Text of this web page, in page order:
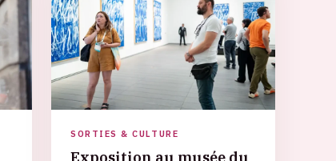
SORTIES & CULTURE
Exposition au musée du